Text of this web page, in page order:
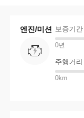
엔진/미션 보증기간
0년
주행거리
0km